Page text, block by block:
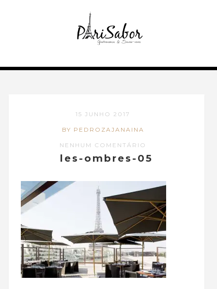
15 JUNHO 2017
BY PEDROZAJANAINA
NENHUM COMENTÁRIO
les-ombres-05